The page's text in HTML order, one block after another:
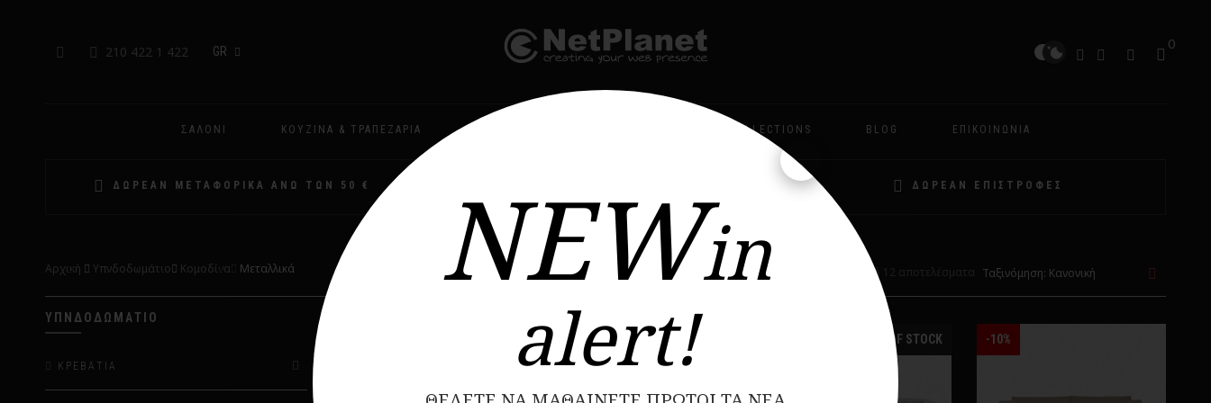
NEWin
alert!
210 422 1 422 GR 0
ΣΑΛΌΝΙ ΚΟΥΖΊΝΑ & ΤΡΑΠΕΖΑΡΊΑ COLLECTIONS BLOG ΕΠΙΚΟΙΝΩΝΊΑ
ΔΩΡΕΑΝ ΜΕΤΑΦΟΡΙΚΑ ΑΝΩ ΤΩΝ 50 € ΔΩΡΕΑΝ ΕΠΙΣΤΡΟΦΕΣ
Αρχική Υπνδοδωμάτιο Κομοδίνα Μεταλλικά Εμφάνιση 1-12 από 12 αποτελέσματα
OUT OF STOCK -10%
ΥΠΝΔΟΔΩΜΆΤΙΟ
ΚΡΕΒΆΤΙΑ